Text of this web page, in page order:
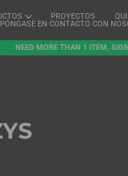
PROYECTOS
PÓNGASE EN CONTACTO CON
NEED MORE THAN 1 ITEM,